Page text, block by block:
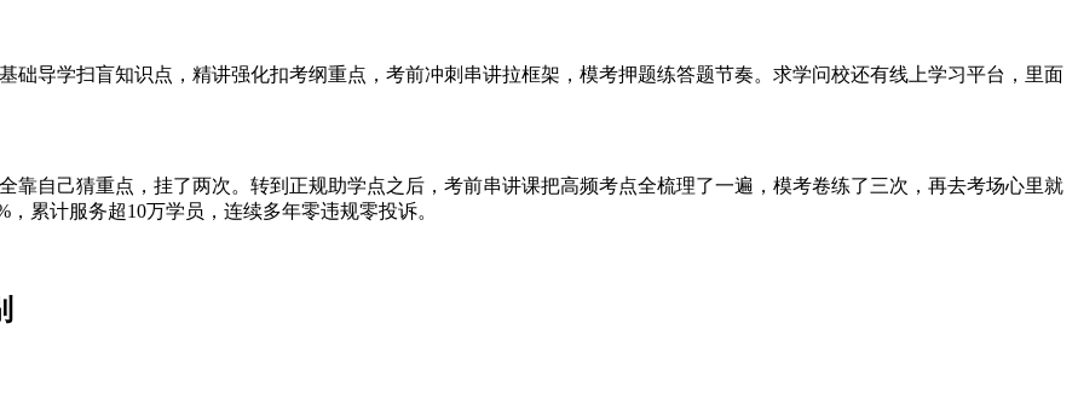
导学扫盲知识点，精讲强化扣考纲重点，考前冲刺串讲拉框架，模考押题练答题节奏。求学问校还有线上学习平台，里面
自己猜重点，挂了两次。转到正规助学点之后，考前串讲课把高频考点全梳理了一遍，模考卷练了三次，再去考场心里就
累计服务超10万学员，连续多年零违规零投诉。